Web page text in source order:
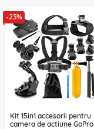
-23%
Kit 15in1 accesorii pentru
camera de actiune GoPro